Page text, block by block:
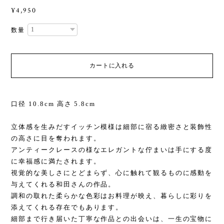
¥4,950
数量
カートに入れる
口径 10.8cm 高さ 5.8cm
立体感を生みだすイッチン模様は細部に宿る緻密さと装飾性
の高さに目を奪われます。
アンティークレースの様なエレガントな佇まいは手にする度
に幸福感に満たされます。
視覚的な美しさにとどまらず、心に触れて観るものに感動を
与えてくれる和田さんの作品。
調和の取れた柔らかな色彩はお料理が映え、暮らしに彩りを
添えてくれる存在でもあります。
細部まで行き届いた丁寧な作品との出会いは、一生の宝物に